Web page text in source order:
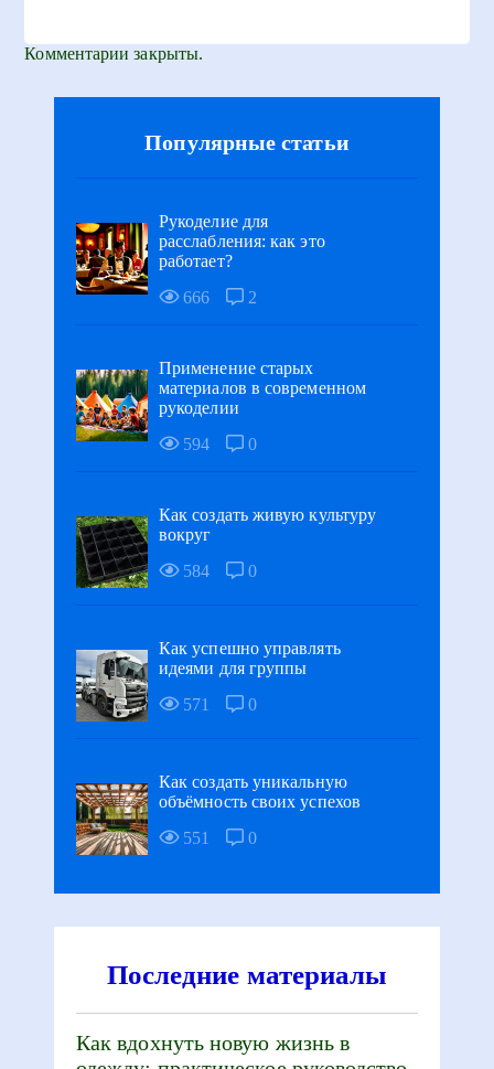
Комментарии закрыты.
Популярные статьи
Рукоделие для
расслабления: как это
работает?
666
2
Применение старых
материалов в современном
рукоделии
594
0
Как создать живую культуру
вокруг
584
0
Как успешно управлять
идеями для группы
571
0
Как создать уникальную
объёмность своих успехов
551
0
Последние материалы
Как вдохнуть новую жизнь в